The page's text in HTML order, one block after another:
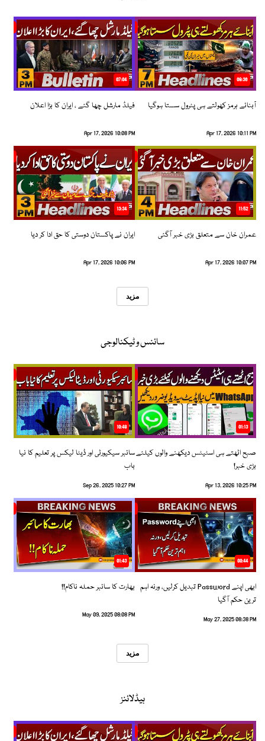
08:36
آبنائے ہرمز کھولتے ہی پٹرول سستا ہوگیا
Apr 17, 2026 10:11 PM
07:04
فیلڈ مارشل چھا گئے ، ایران کا بڑا اعلان
Apr 17, 2026 10:08 PM
11:52
عمران خان سے متعلق بڑی خبر آگئی
Apr 17, 2026 10:07 PM
13:34
ایران نے پاکستان دوستی کا حق ادا کر دیا
Apr 17, 2026 10:06 PM
مزید
سائنس و ٹیکنالوجی
01:13
صبح اٹھتے ہی اسٹیٹس دیکھنے والوں کیلئے
بڑی خبر!
Apr 13, 2026 10:25 PM
10:48
سائبر سیکیورٹی اور ڈیٹا لیکس پر تعلیم کا نیا
باب
Sep 26, 2025 10:27 PM
00:44
ابھی اپنے Password تبدیل کرلیں، ورنہ اہم
ترین حکم آگیا
May 27, 2025 08:38 PM
01:43
بھارت کا سائبر حملہ ناکام!!
May 09, 2025 08:08 PM
مزید
ہیڈلائنز